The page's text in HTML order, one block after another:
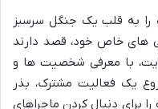
را به قلب یک جنگل سرسبز
های خاص خود، قصد دارند
با معرفی شخصیت ها و
یک فعالیت مشترک، بذر
برای دنبال کردن ماجراهای